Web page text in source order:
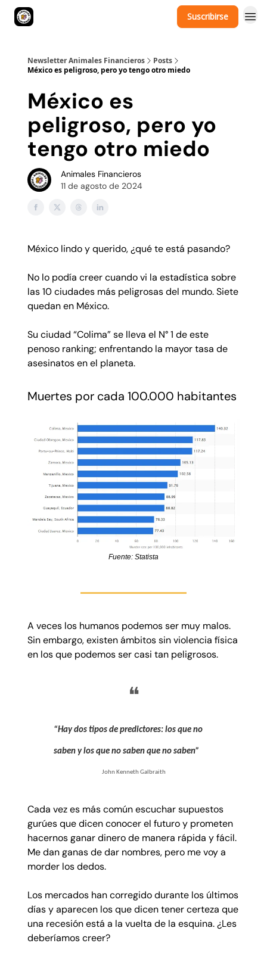
Suscribirse
Newsletter Animales Financieros
Posts
México es peligroso, pero yo tengo otro miedo
México es
peligroso, pero yo
tengo otro miedo
Animales Financieros
11 de agosto de 2024
México lindo y querido, ¿qué te está pasando?
No lo podía creer cuando vi la estadística sobre
las 10 ciudades más peligrosas del mundo. Siete
quedan en México.
Su ciudad “Colima” se lleva el N° 1 de este
penoso ranking; enfrentando la mayor tasa de
asesinatos en el planeta.
Muertes por cada 100.000 habitantes
Fuente: Statista
A veces los humanos podemos ser muy malos.
Sin embargo, existen ámbitos sin violencia física
en los que podemos ser casi tan peligrosos.
❝
“Hay dos tipos de predictores: los que no
saben y los que no saben que no saben”
John Kenneth Galbraith
Cada vez es más común escuchar supuestos
gurúes que dicen conocer el futuro y prometen
hacernos ganar dinero de manera rápida y fácil.
Me dan ganas de dar nombres, pero me voy a
morder los dedos.
Los mercados han corregido durante los últimos
días y aparecen los que dicen tener certeza que
una recesión está a la vuelta de la esquina. ¿Les
deberíamos creer?